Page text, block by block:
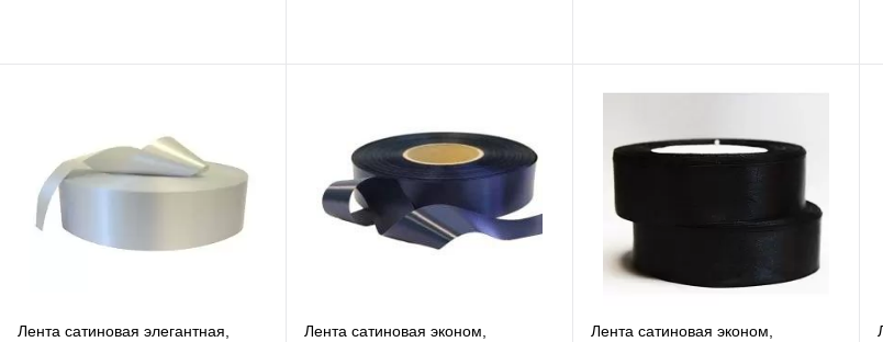
К сравнению
Под заказ
К сравнению
Под заказ
К сравнению
Лента сатиновая элегантная,
Лента сатиновая эконом,
Лента сатиновая эконом,